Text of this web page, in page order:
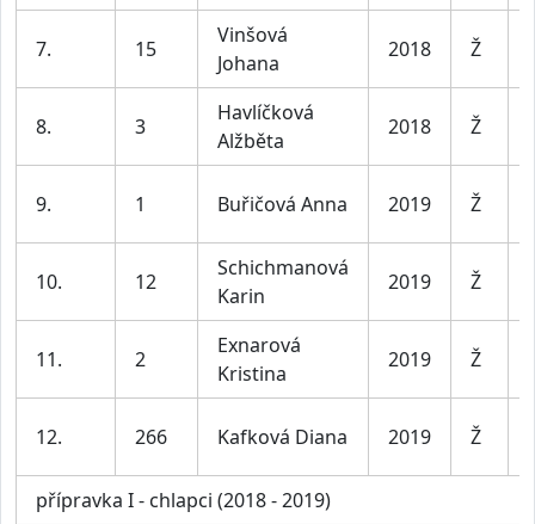
7. 15
Vinšová
Johana
2018 Ž
8. 3
Havlíčková
Alžběta
2018 Ž
9. 1 Buřičová Anna 2019 Ž
10. 12
Schichmanová
Karin
2019 Ž
11. 2
Exnarová
Kristina
2019 Ž
12. 266 Kafková Diana 2019 Ž
přípravka I - chlapci (2018 - 2019)